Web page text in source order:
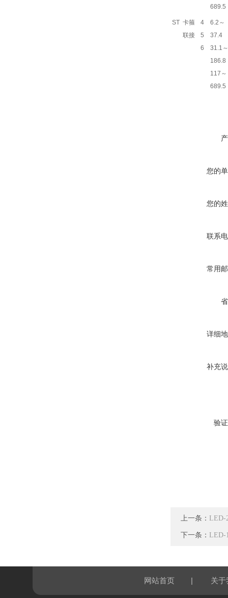
689.5
ST 卡箍
联接
4
5
6
6.2～
37.4
31.1～
186.8
117～
689.5
您的
您的
联系
常用
详细
补充
验
上一条： LED-
下一条： LED-
网站首页 | 关于